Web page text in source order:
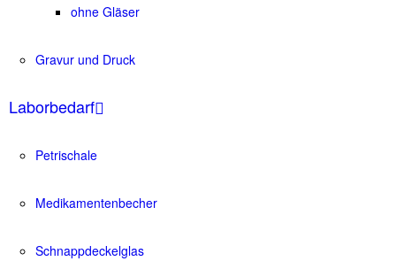
ohne Gläser
Gravur und Druck
Laborbedarf
Petrischale
Medikamentenbecher
Schnappdeckelglas